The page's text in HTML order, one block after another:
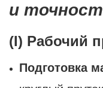
и
(I) Рабочий
Подготовка